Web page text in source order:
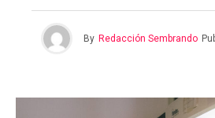
By Redacción Sembrando